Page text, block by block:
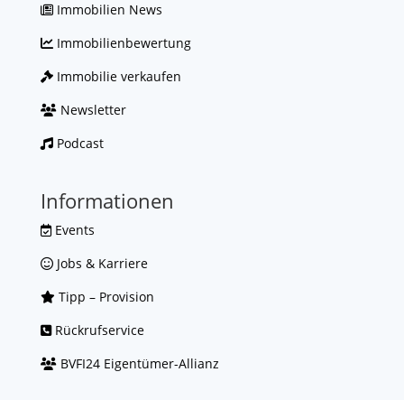
Immobilien News
Immobilienbewertung
Immobilie verkaufen
Newsletter
Podcast
Informationen
Events
Jobs & Karriere
Tipp – Provision
Rückrufservice
BVFI24 Eigentümer-Allianz